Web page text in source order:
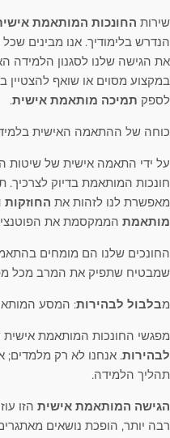
שירות החונכות המותאמת
הנדרש בלימודיך. אנו מבינים
את הגישה שלנו לסגנון הלמידה
במקצוע מסוים או שואף להצטיין
לספק תמיכה מותאמת אישית.
כוחה של ההתאמה האישית
על ידי התאמה אישית של שיטות
חונכות המותאמת בדיוק
מאפשרת לנו לזהות את
מותאמת הממקסמת את
החונכים שלנו הם מומחים
שמבטיח שתפיק את המרב מכל
מבלבול לבהירות: המסע
מפגשי החונכות המותאמת אישית
לבהירות. אנחנו לא רק מלמדים;
תהליך הלמידה.
הגישה המותאמת אישית הזו
רבה יותר, הופכת נושאים